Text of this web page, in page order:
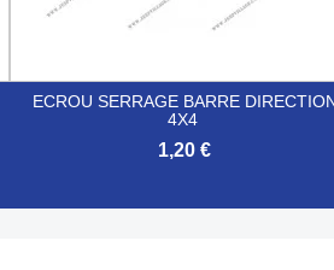
ECROU SERRAGE BARRE
4X4
1,20 €